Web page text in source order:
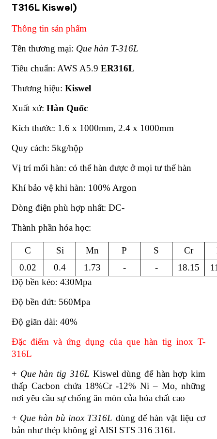
T316L Kiswel)
Thông tin sản phẩm
Tên thương mại: Que hàn T-316L
Tiêu chuẩn: AWS A5.9 ER316L
Thương hiệu: Kiswel
Xuất xứ: Hàn Quốc
Kích thước: 1.6 x 1000mm, 2.4 x 1000mm
Quy cách: 5kg/hộp
Vị trí mối hàn: có thể hàn được ở mọi tư thế hàn
Khí bảo vệ khi hàn: 100% Argon
Dòng điện phù hợp nhất: DC-
Thành phần hóa học:
C Si Mn P S Cr
0.02
0.4 1.73 - - 18.15
Độ bền kéo: 430Mpa
Độ bền đứt: 560Mpa
Độ giãn dài: 40%
Đặc điểm và ứng dụng của que hàn tig inox T-
316L
+ Que hàn tig 316L Kiswel dùng để hàn hợp kim
thấp Cacbon chứa 18%Cr -12% Ni – Mo, những
nơi yêu cầu sự chống ăn mòn của hóa chất cao
+ Que hàn bù inox T316L dùng để hàn vật liệu cơ
bản như thép không gỉ AISI STS 316 316L